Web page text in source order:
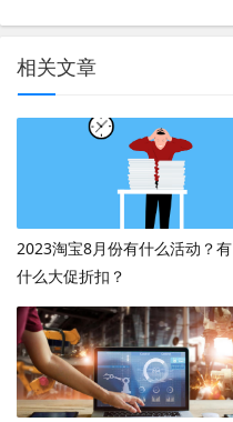
相关文章
2023淘宝8月份有什么活动？有
什么大促折扣？